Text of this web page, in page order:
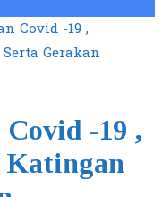
Covid -19 ,
Gerakan
Covid -19 ,
Katingan